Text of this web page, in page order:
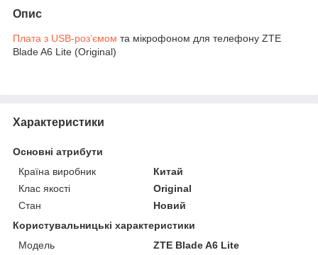
Опис
Плата з USB-роз’ємом та мікрофоном для телефону ZTE
Blade A6 Lite (Original)
Характеристики
Основні атрибути
Країна виробник
Китай
Клас якості
Original
Стан
Новий
Користувальницькі характеристики
Мoдель
ZTE Blade A6 Lite